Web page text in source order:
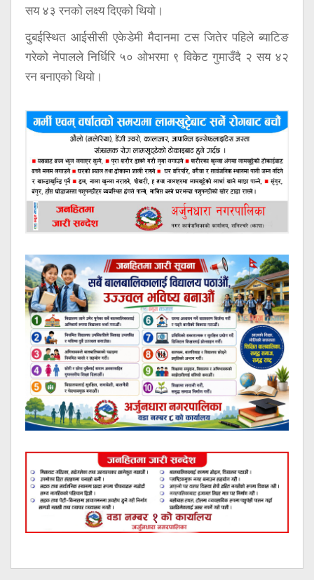
सय ४३ रनको लक्ष्य दिएको थियो।
दुबईस्थित आईसीसी एकेडेमी मैदानमा टस जितेर पहिले ब्याटिङ
गरेको नेपालले निर्धिरि ५० ओभरमा ९ विकेट गुमाउँदै २ सय ४२
रन बनाएको थियो।